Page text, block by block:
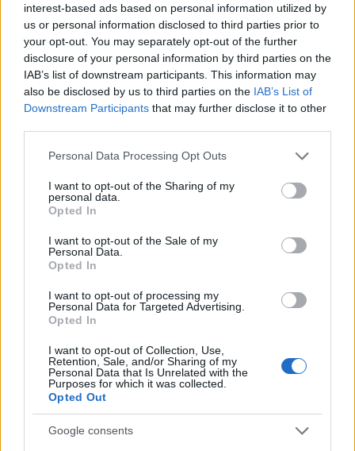
interest-based ads based on personal information utilized by
us or personal information disclosed to third parties prior to
your opt-out. You may separately opt-out of the further
disclosure of your personal information by third parties on the
IAB’s list of downstream participants. This information may
also be disclosed by us to third parties on the IAB’s List of
Downstream Participants that may further disclose it to other
Please note that this website/app uses one or more Google
not limited to your visit or usage behaviour. You may click to
grant or deny consent to Google and its third-party tags to
use your data for below specified purposes in below Google
consent section.
Personal Data Processing Opt Outs
I want to opt-out of the Sharing of my
personal data.
Opted In
I want to opt-out of the Sale of my
Personal Data.
Opted In
I want to opt-out of processing my
Personal Data for Targeted Advertising.
Opted In
I want to opt-out of Collection, Use,
Retention, Sale, and/or Sharing of my
Personal Data that Is Unrelated with the
Purposes for which it was collected.
Opted Out
Google consents
A nyíregyházi pert ezzel együtt letárgyalják.
„Amennyi piszkot és salakot ez a per felvet, azt
elsorolni is hajmeresztő” – kesereg a tudósító
Mikszáth Kálmán. Voltaképpen azonban a bírósági
tárgyalásnak mégiscsak volt némi haszna, noha az
alap nélkül megvádolt és fogságban tartott terheltek
szíves örömest lemondtak volna róla. A botrányos
nyomozás és vádemelés egy független bírói
fórumon lett elítélve, és ott mondatott ki nyilvános
Eszter halálához, akiről egyébként még azt sem lehet
biztosan megállapítani, mi történt vele.
Eötvös bravúros ügyvédi teljesítménye, ahogyan
porrá zúzta a koholt vádakat, világszerte feltűnést
keltett. De osztatlan hazai népszerűsége odalett. A
felmentő ítélet után testőröknek kellett vigyázniuk
rá, és 1884-ben fordult elő vele először (és utoljára),
hogy sehol sem választották meg képviselőnek.
Húsz évet várt, mielőtt elkezdte volna folytatásokban
közölni a vérvádperről szóló jogi és társadalom-
lélektani memoárját. Miért várt vele ennyit?
Könyvénekelőszavában így indokolja: